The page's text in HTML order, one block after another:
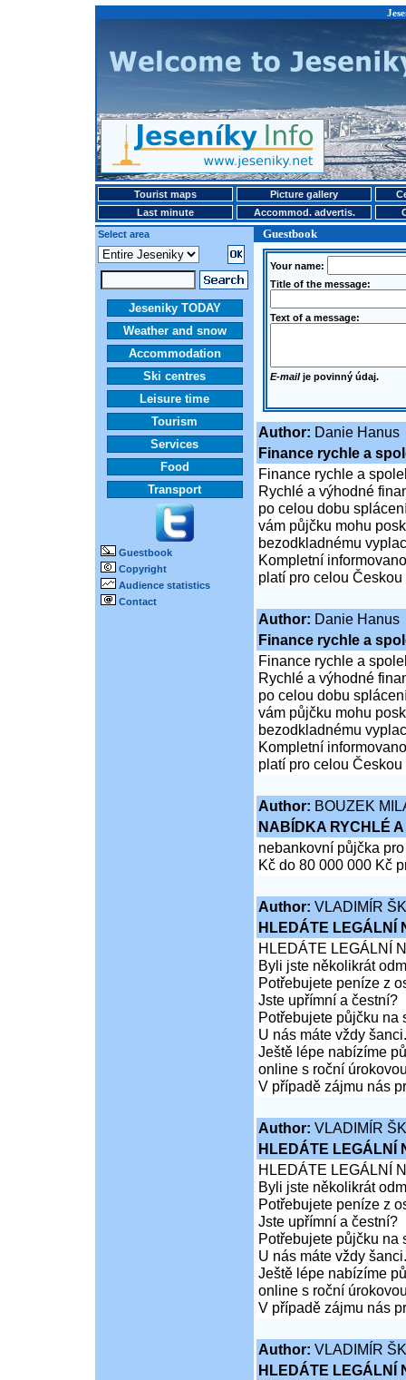
Tourist maps Picture gallery
Last minute
Accommod. advertis.
Select area
Guestbook
Jeseniky TODAY
Weather and snow
Accommodation
Ski centres
Leisure time
Tourism
Services
Food
Transport
Guestbook
Copyright
Audience statistics
Contact
Your name:
Title of the message:
Text of a message:
E-mailje povinný údaj.
Author: Danie Hanus
Finance rychle a
Finance rychle a
Rychlé a výhodné
po celou dobu
vám půjčku mohu
bezodkladnému
Kompletní
platí pro celou
Author: Danie Hanus
Finance rychle a
Finance rychle a
Rychlé a výhodné
po celou dobu
vám půjčku mohu
bezodkladnému
Kompletní
platí pro celou
Author: BOUZEK
NABÍDKA RYCHLÉ
nebankovní půjčka
Kč do 80 000 000 Kč
Author: VLADIMÍR
HLEDÁTE LEGÁLNÍ
HLEDÁTE LEGÁLNÍ
Byli jste několikrát
Potřebujete peníze z
Jste upřímní a čestní?
Potřebujete půjčku na
U nás máte vždy šanci.
Ještě lépe nabízíme
online s roční
V případě zájmu nás
Author: VLADIMÍR
HLEDÁTE LEGÁLNÍ
HLEDÁTE LEGÁLNÍ
Byli jste několikrát
Potřebujete peníze z
Jste upřímní a čestní?
Potřebujete půjčku na
U nás máte vždy šanci.
Ještě lépe nabízíme
online s roční
V případě zájmu nás
Author: VLADIMÍR
HLEDÁTE LEGÁLNÍ